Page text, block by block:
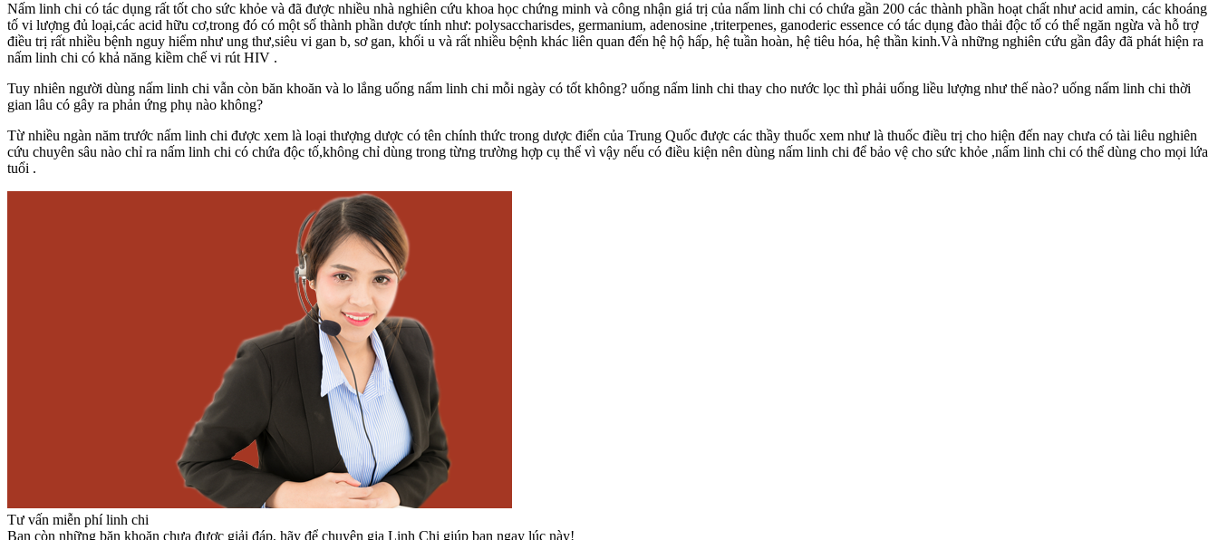
Nấm linh chi có tác dụng rất tốt cho sức khỏe và đã được nhiều nhà nghiên cứu khoa học chứng minh và công nhận giá trị của nấm linh chi có chứa gần 200 các thành phần hoạt chất như acid amin, các khoáng
tố vi lượng đủ loại,các acid hữu cơ,trong đó có một số thành phần dược tính như: polysaccharisdes, germanium, adenosine ,triterpenes, ganoderic essence có tác dụng đào thải độc tố có thể ngăn ngừa và hỗ trợ
điều trị rất nhiều bệnh nguy hiểm như ung thư,siêu vi gan b, sơ gan, khối u và rất nhiều bệnh khác liên quan đến hệ hộ hấp, hệ tuần hoàn, hệ tiêu hóa, hệ thần kinh.Và những nghiên cứu gần đây đã phát hiện ra
nấm linh chi có khả năng kiềm chế vi rút HIV .
Tuy nhiên người dùng nấm linh chi vẫn còn băn khoăn và lo lắng uống nấm linh chi mỗi ngày có tốt không? uống nấm linh chi thay cho nước lọc thì phải uống liều lượng như thế nào? uống nấm linh chi thời
gian lâu có gây ra phản ứng phụ nào không?
Từ nhiều ngàn năm trước nấm linh chi được xem là loại thượng dược có tên chính thức trong dược điển của Trung Quốc được các thầy thuốc xem như là thuốc điều trị cho hiện đến nay chưa có tài liêu nghiên
cứu chuyên sâu nào chỉ ra nấm linh chi có chứa độc tố,không chỉ dùng trong từng trường hợp cụ thể vì vậy nếu có điều kiện nên dùng nấm linh chi để bảo vệ cho sức khỏe ,nấm linh chi có thể dùng cho mọi lứa
tuổi .
Tư vấn miễn phí linh chi
Bạn còn những băn khoăn chưa được giải đáp, hãy để chuyên gia Linh Chi giúp bạn ngay lúc này!